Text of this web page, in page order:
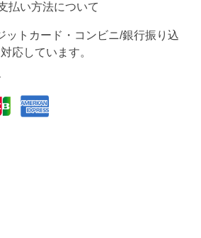
払い方法について
ットカード・コンビニ/銀行振り込
応しています。